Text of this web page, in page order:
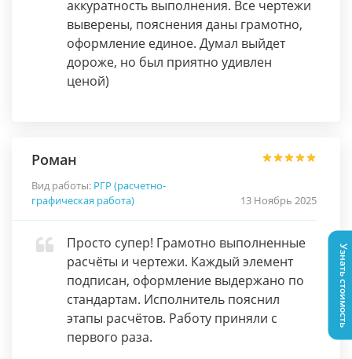
аккуратность выполнения. Все чертежи
выверены, пояснения даны грамотно,
оформление единое. Думал выйдет
дороже, но был приятно удивлен
ценой)
Роман
Вид работы: РГР (расчетно-
графическая работа)
13 Ноябрь 2025
Просто супер! Грамотно выполненные
расчёты и чертежи. Каждый элемент
подписан, оформление выдержано по
стандартам. Исполнитель пояснил
этапы расчётов. Работу приняли с
первого раза.
Узнать стоимость